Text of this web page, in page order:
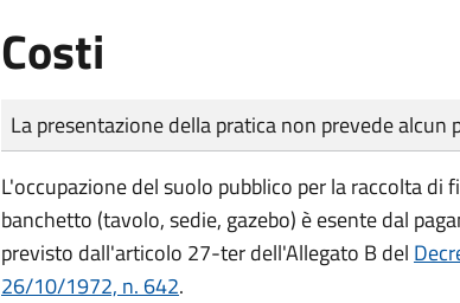
Costi
Tipo di pagamento
Importo
La presentazione della pratica non prevede alcun
L'occupazione del suolo pubblico per la raccolta
banchetto (tavolo, sedie, gazebo) è esente dal
previsto dall'articolo 27-ter dell'Allegato B del
26/10/1972, n. 642.